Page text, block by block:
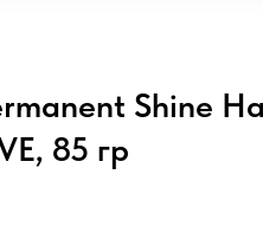
Shine
85 гр